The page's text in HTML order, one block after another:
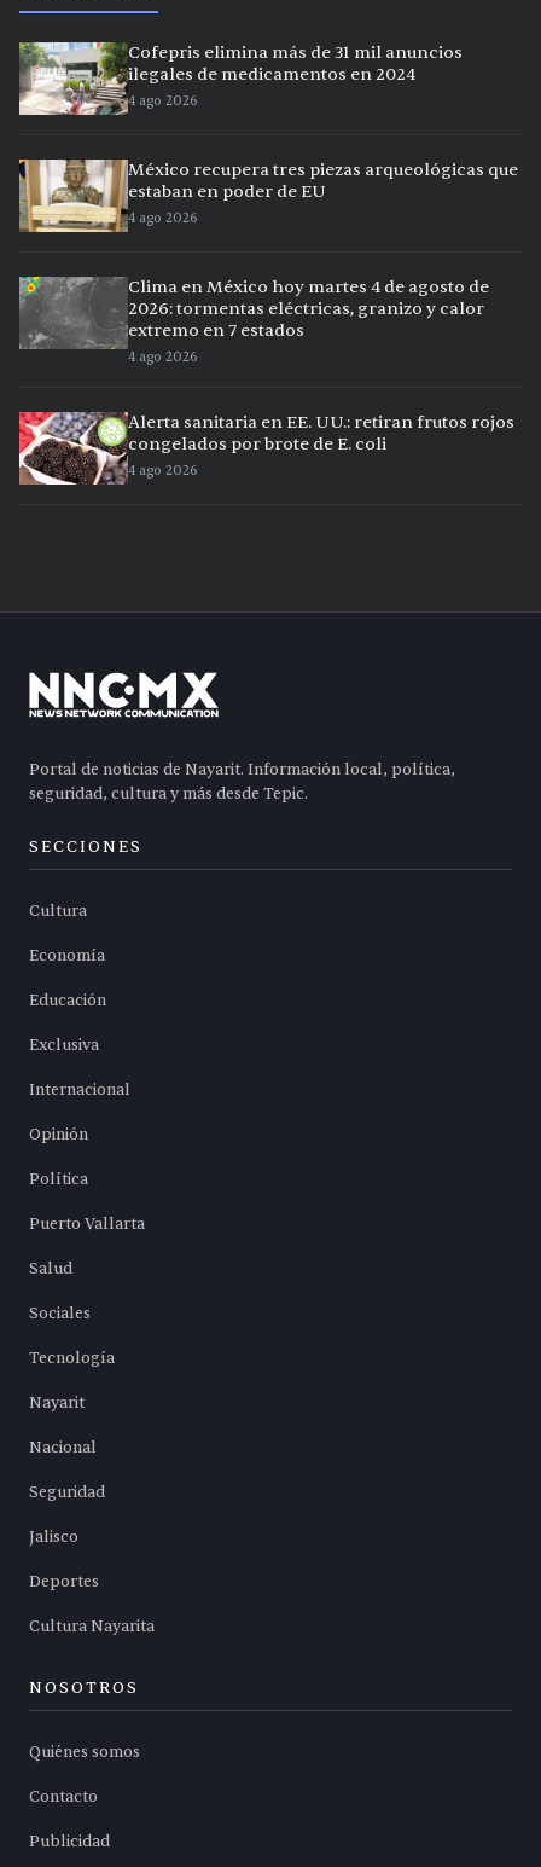
Cofepris elimina más de 31 mil anuncios
ilegales de medicamentos en 2024
4 ago 2026
México recupera tres piezas arqueológicas que
estaban en poder de EU
4 ago 2026
Clima en México hoy martes 4 de agosto de
2026: tormentas eléctricas, granizo y calor
extremo en 7 estados
4 ago 2026
Alerta sanitaria en EE. UU.: retiran frutos rojos
congelados por brote de E. coli
4 ago 2026
Portal de noticias de Nayarit. Información local, política,
seguridad, cultura y más desde Tepic.
SECCIONES
Cultura
Economía
Educación
Exclusiva
Internacional
Opinión
Política
Puerto Vallarta
Salud
Sociales
Tecnología
Nayarit
Nacional
Seguridad
Jalisco
Deportes
Cultura Nayarita
NOSOTROS
Quiénes somos
Contacto
Publicidad